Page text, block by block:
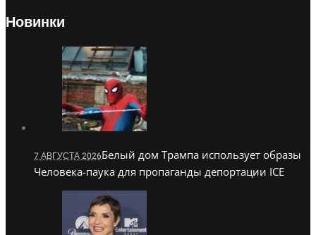
Новинки
7 АВГУСТА 2026Белый дом Трампа использует образы
Человека-паука для пропаганды депортации ICE